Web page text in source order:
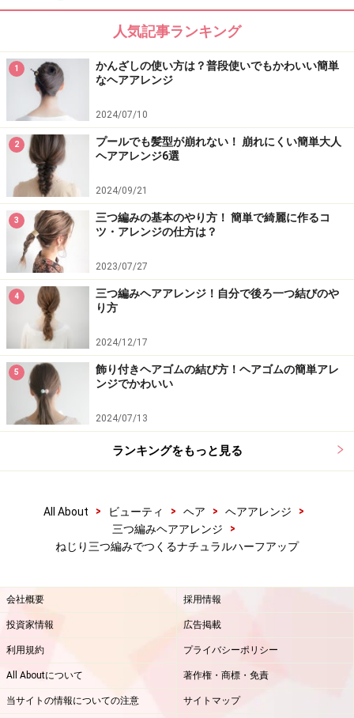
ゴムをはさむ感じで留める
6. 小さめのアメピンでゴムに引っ掛けるように毛束を留
めます（わかりやすいようにゴールドのピンでとめてい
ますが、実際には目立たない黒のアメピンでとめま
す）。
次ページでは、上手く仕上げるポイントをご紹介しま
※記事内容は執筆時点のものです。最新の内容をご確認くださ
い。
1 /2
人気記事ランキング
1
かんざしの使い方は？普段使いでもかわいい簡単
なヘアアレンジ
2024/07/10
2
プールでも髪型が崩れない！ 崩れにくい簡単大人
ヘアアレンジ6選
2024/09/21
3
三つ編みの基本のやり方！ 簡単で綺麗に作るコ
ツ・アレンジの仕方は？
2023/07/27
4
三つ編みヘアアレンジ！自分で後ろ一つ結びのや
り方
2024/12/17
5
飾り付きヘアゴムの結び方！ヘアゴムの簡単アレ
ンジでかわいい
2024/07/13
ランキングをもっと見る
All About > ビューティ > ヘア > ヘアアレンジ
>
三つ編みヘアアレンジ
>
ねじり三つ編みでつくるナチュラルハーフアップ
会社概要 採用情報
投資家情報 広告掲載
利用規約 プライバシーポリシー
All Aboutについて 著作権・商標・免責
当サイトの情報についての注意 サイトマップ